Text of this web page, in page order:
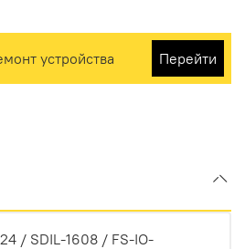
устройства Перейти
/ SDIL-1608 / FS-IO-